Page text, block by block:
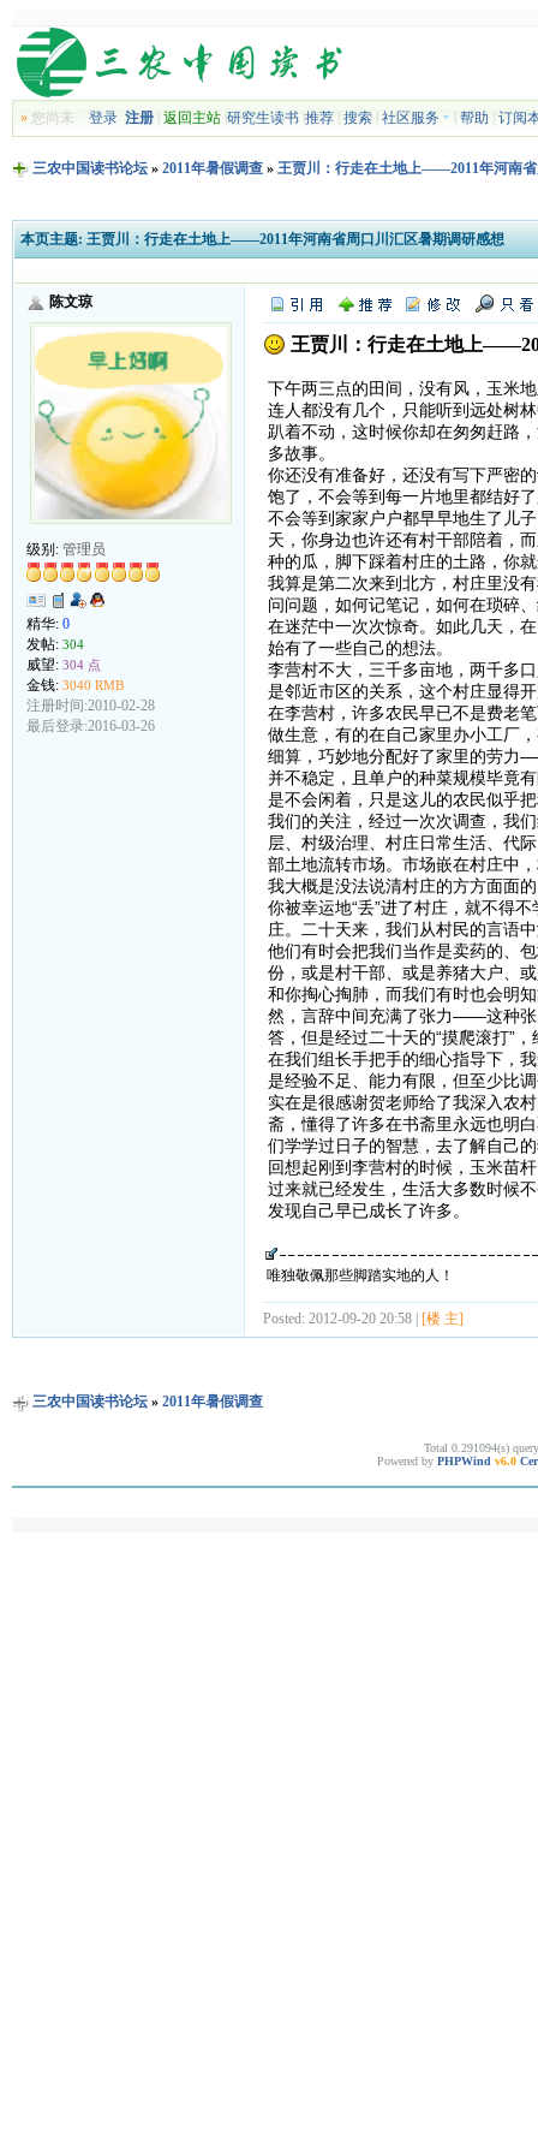
»您尚未 登录 注册| 返回主站| 研究生读书| 推荐| 搜索| 社区服务 帮助 订阅
三农中国读书论坛» 2011年暑假调查» 王贾川：行走在土地上——2011年河南
本页主题: 王贾川：行走在土地上——2011年河南省周口川汇区暑期调研感想
陈文琼
级别: 管理员
精华: 0
发帖: 304
威望: 304 点
金钱: 3040 RMB
注册时间:2010-02-28
最后登录:2016-03-26
王贾川：行走在土地上
下午两三点的田间，没有风，玉米
连人都没有几个，只能听到远处树
趴着不动，这时候你却在匆匆赶路
多故事。
你还没有准备好，还没有写下严密
饱了，不会等到每一片地里都结好
不会等到家家户户都早早地生了儿
天，你身边也许还有村干部陪着，
种的瓜，脚下踩着村庄的土路，你
我算是第二次来到北方，村庄里没
问问题，如何记笔记，如何在琐碎
在迷茫中一次次惊奇。如此几天，
始有了一些自己的想法。
李营村不大，三千多亩地，两千多
是邻近市区的关系，这个村庄显得
在李营村，许多农民早已不是费老
做生意，有的在自己家里办小工厂
细算，巧妙地分配好了家里的劳力
并不稳定，且单户的种菜规模毕竟
是不会闲着，只是这儿的农民似乎
我们的关注，经过一次次调查，我
层、村级治理、村庄日常生活、代
部土地流转市场。市场嵌在村庄中
我大概是没法说清村庄的方方面面
你被幸运地“丢”进了村庄，就不得
庄。二十天来，我们从村民的言语
他们有时会把我们当作是卖药的、
份，或是村干部、或是养猪大户、
和你掏心掏肺，而我们有时也会明
然，言辞中间充满了张力——这种张
答，但是经过二十天的“摸爬滚打”
在我们组长手把手的细心指导下，
是经验不足、能力有限，但至少比
实在是很感谢贺老师给了我深入农
斋，懂得了许多在书斋里永远也明
们学学过日子的智慧，去了解自己
回想起刚到李营村的时候，玉米苗
过来就已经发生，生活大多数时候
发现自己早已成长了许多。
唯独敬佩那些脚踏实地的人！
Posted: 2012-09-20 20:58 | [楼 主]
三农中国读书论坛» 2011年暑假调查
Total 0.291094(s)
Powered by PHPWind v6.0